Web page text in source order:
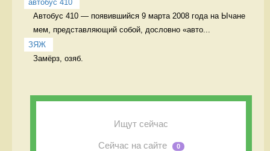
автобус 410
Автобус 410 — появившийся 9 марта 2008 года на Ычане
мем, представляющий собой, дословно «авто...
ЗЯЖ
Замёрз, озяб.
Ищут сейчас
Сейчас на сайте 0